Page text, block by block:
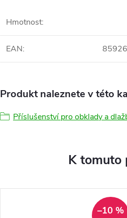
Hmotnost:
EAN:
Produkt naleznete v této
Příslušenství pro obklady a
K tomuto
–10 %